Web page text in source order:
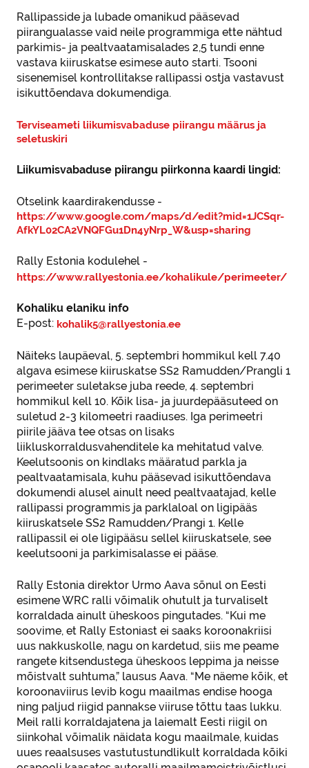
Rallipasside ja lubade omanikud pääsevad
piirangualasse vaid neile programmiga ette nähtud
parkimis- ja pealtvaatamisalades 2,5 tundi enne
vastava kiiruskatse esimese auto starti. Tsooni
sisenemisel kontrollitakse rallipassi ostja vastavust
isikuttõendava dokumendiga.
Terviseameti liikumisvabaduse piirangu määrus ja
seletuskiri
Liikumisvabaduse piirangu piirkonna kaardi lingid:
Otselink kaardirakendusse -
https://www.google.com/maps/d/edit?mid=1JCSqr-
AfkYL02CA2VNQFGu1Dn4yNrp_W&usp=sharing
Rally Estonia kodulehel -
https://www.rallyestonia.ee/kohalikule/perimeeter/
Kohaliku elaniku info
E-post: kohalik5@rallyestonia.ee
Näiteks laupäeval, 5. septembri hommikul kell 7.40
algava esimese kiiruskatse SS2 Ramudden/Prangli 1
perimeeter suletakse juba reede, 4. septembri
hommikul kell 10. Kõik lisa- ja juurdepääsuteed on
suletud 2-3 kilomeetri raadiuses. Iga perimeetri
piirile jääva tee otsas on lisaks
liikluskorraldusvahenditele ka mehitatud valve.
Keelutsoonis on kindlaks määratud parkla ja
pealtvaatamisala, kuhu pääsevad isikuttõendava
dokumendi alusel ainult need pealtvaatajad, kelle
rallipassi programmis ja parklaloal on ligipääs
kiiruskatsele SS2 Ramudden/Prangi 1. Kelle
rallipassil ei ole ligipääsu sellel kiiruskatsele, see
keelutsooni ja parkimisalasse ei pääse.
Rally Estonia direktor Urmo Aava sõnul on Eesti
esimene WRC ralli võimalik ohutult ja turvaliselt
korraldada ainult üheskoos pingutades. “Kui me
soovime, et Rally Estoniast ei saaks koroonakriisi
uus nakkuskolle, nagu on kardetud, siis me peame
rangete kitsendustega üheskoos leppima ja neisse
mõistvalt suhtuma,” lausus Aava. “Me näeme kõik, et
koroonaviirus levib kogu maailmas endise hooga
ning paljud riigid pannakse viiruse tõttu taas lukku.
Meil ralli korraldajatena ja laiemalt Eesti riigil on
siinkohal võimalik näidata kogu maailmale, kuidas
uues reaalsuses vastutustundlikult korraldada kõiki